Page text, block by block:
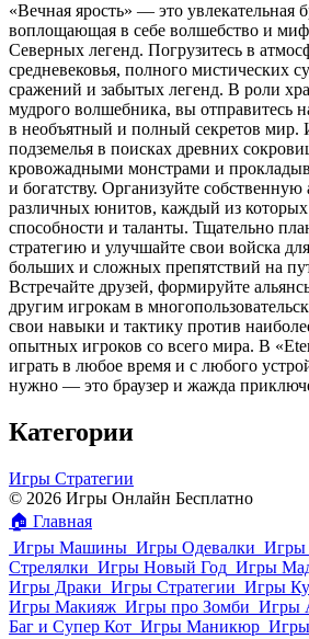
«Вечная ярость» — это увлекательная
воплощающая в себе волшебство и
Северных легенд. Погрузитесь в
средневековья, полного мистических
сражений и забытых легенд. В роли
мудрого волшебника, вы отправитесь
в необъятный и полный секретов мир.
подземелья в поисках древних
кровожадными монстрами и
и богатству. Организуйте
различных юнитов, каждый из
способности и таланты. Тщательно
стратегию и улучшайте свои войска
больших и сложных препятствий на
Встречайте друзей, формируйте
другим игрокам в
свои навыки и тактику против
опытных игроков со всего мира. В
играть в любое время и с любого
нужно — это браузер и жажда
Категории
Игры Стратегии
© 2026 Игры Онлайн Бесплатно
🏠 Главная
Игры Машины Игры Одевалки Игры
Стрелялки Игры Новый Год Игры
Игры Драки Игры Стратегии Игры
Игры Макияж Игры про Зомби Игры
Баг и Супер Кот Игры Маникюр